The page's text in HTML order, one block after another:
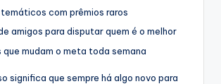
com prêmios raros
amigos para disputar quem é o melhor
que mudam o meta toda semana
significa que sempre há algo novo para